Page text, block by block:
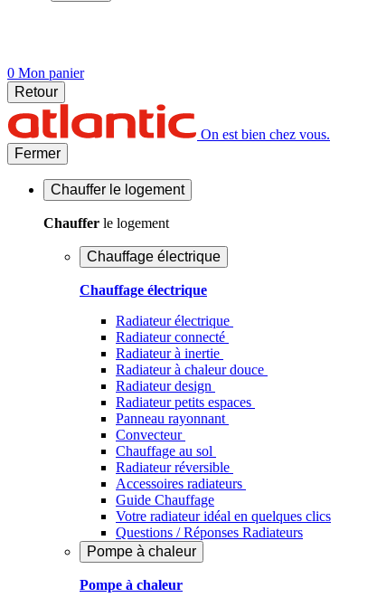
0 Mon panier
Retour
On est bien chez vous.
Fermer
Chauffer le logement
Chauffer le logement
Chauffage électrique
Chauffage électrique
Radiateur électrique
Radiateur connecté
Radiateur à inertie
Radiateur à chaleur douce
Radiateur design
Radiateur petits espaces
Panneau rayonnant
Convecteur
Chauffage au sol
Radiateur réversible
Accessoires radiateurs
Guide Chauffage
Votre radiateur idéal en quelques clics
Questions / Réponses Radiateurs
Pompe à chaleur
Pompe à chaleur